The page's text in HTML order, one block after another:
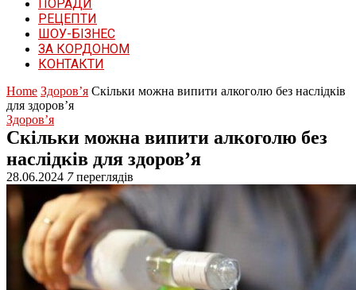
ПОРАДИ
РЕЦЕПТИ
ШОУ-БІЗНЕС
ЗА КОРДОНОМ
КОНТАКТИ
Home Здоров’я Скільки можна випити алкоголю без наслідків
для здоров’я
Здоров’я
Скільки можна випити алкоголю без
наслідків для здоров’я
28.06.2024 7переглядів